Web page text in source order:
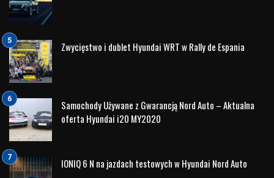
Dlaczego JAC JS6 wzbudza tak duże
zainteresowanie?
Segment SUV-ów rozwija się niezwykle dynamicznie, a
klienci oczekują dziś czegoś więcej niż tylko
przestronnego wnętrza. Liczy się wyposażenie,
bezpieczeństwo, nowoczesne technologie oraz rozsądna
cena.
JAC JS6odpowiada na wszystkie te potrzeby. Samochód